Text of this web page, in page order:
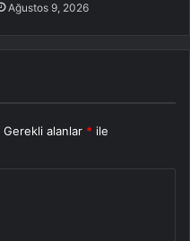
Ağustos 9, 2026
Gerekli alanlar * ile